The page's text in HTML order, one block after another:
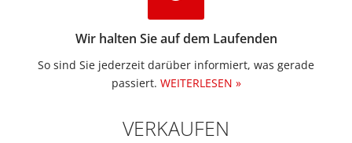
Wir halten Sie auf dem Laufenden
So sind Sie jederzeit darüber informiert, was gerade
passiert. WEITERLESEN »
VERKAUFEN